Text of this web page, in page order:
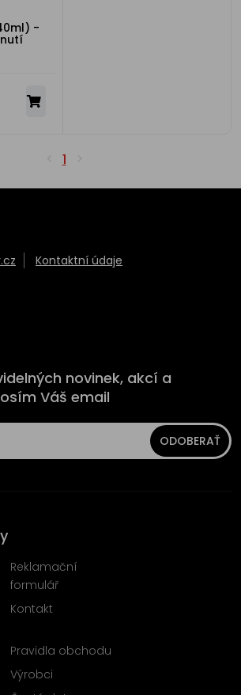
-
1
Kontaktní údaje
novinek, akcí a
Váš email
ODOBERAŤ
Reklamační
formulář
Kontakt
Pravidla obchodu
Výrobci